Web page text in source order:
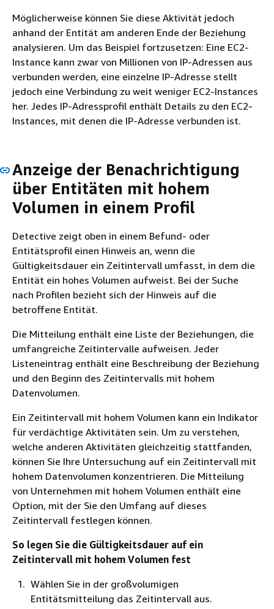
Möglicherweise können Sie diese Aktivität jedoch
anhand der Entität am anderen Ende der Beziehung
analysieren. Um das Beispiel fortzusetzen: Eine EC2-
Instance kann zwar von Millionen von IP-Adressen aus
verbunden werden, eine einzelne IP-Adresse stellt
jedoch eine Verbindung zu weit weniger EC2-Instances
her. Jedes IP-Adressprofil enthält Details zu den EC2-
Instances, mit denen die IP-Adresse verbunden ist.
Anzeige der Benachrichtigung
über Entitäten mit hohem
Volumen in einem Profil
Detective zeigt oben in einem Befund- oder
Entitätsprofil einen Hinweis an, wenn die
Gültigkeitsdauer ein Zeitintervall umfasst, in dem die
Entität ein hohes Volumen aufweist. Bei der Suche
nach Profilen bezieht sich der Hinweis auf die
betroffene Entität.
Die Mitteilung enthält eine Liste der Beziehungen, die
umfangreiche Zeitintervalle aufweisen. Jeder
Listeneintrag enthält eine Beschreibung der Beziehung
und den Beginn des Zeitintervalls mit hohem
Datenvolumen.
Ein Zeitintervall mit hohem Volumen kann ein Indikator
für verdächtige Aktivitäten sein. Um zu verstehen,
welche anderen Aktivitäten gleichzeitig stattfanden,
können Sie Ihre Untersuchung auf ein Zeitintervall mit
hohem Datenvolumen konzentrieren. Die Mitteilung
von Unternehmen mit hohem Volumen enthält eine
Option, mit der Sie den Umfang auf dieses
Zeitintervall festlegen können.
So legen Sie die Gültigkeitsdauer auf ein
Zeitintervall mit hohem Volumen fest
Wählen Sie in der großvolumigen
Entitätsmitteilung das Zeitintervall aus.